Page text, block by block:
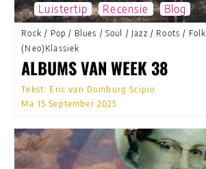
Luistertip Recensie Blog
Rock / Pop / Blues / Soul / Jazz / Roots / Folk
(Neo)Klassiek
ALBUMS VAN WEEK 38
Tekst: Eric van Domburg Scipio
Ma 15 September 2025